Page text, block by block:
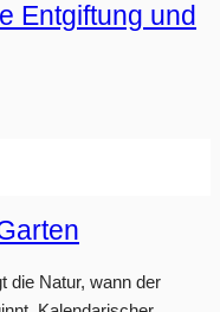
Entgiftung und
die Natur, wann der